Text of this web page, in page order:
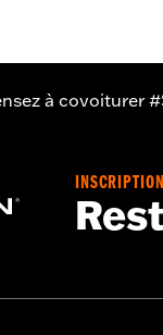
à covoiturer